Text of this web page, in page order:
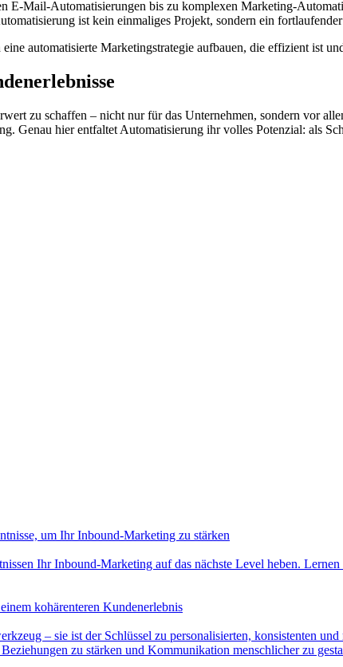
E-Mail-Automatisierungen bis zu komplexen Marketing-
ist kein einmaliges Projekt, sondern ein fortlaufender
automatisierte Marketingstrategie aufbauen, die effizient ist
zu schaffen – nicht nur für das Unternehmen, sondern vor
Genau hier entfaltet Automatisierung ihr volles Potenzial: als
um Ihr Inbound-Marketing zu stärken
Ihr Inbound-Marketing auf das nächste Level heben.
kohärenteren Kundenerlebnis
– sie ist der Schlüssel zu personalisierten, konsistenten
zu stärken und Kommunikation menschlicher zu